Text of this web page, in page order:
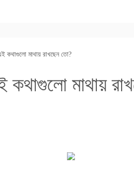
কথাগুলো মাথায় রাখছেন তো?
কথাগুলো মাথায়